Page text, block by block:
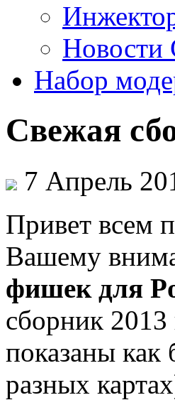
Новости
Набор
Свежая
7 Апрель
Привет всем
Вашему
фишек для
сборник 2013
показаны
разных